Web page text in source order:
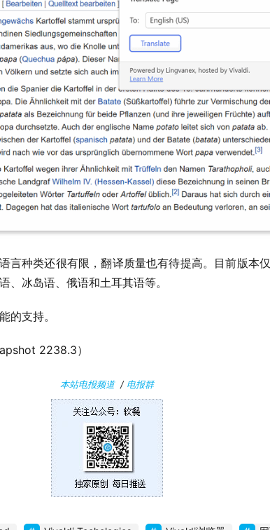
言种类还很有限，翻译质量也有待提高。目前版本
、冰岛语、俄语和土耳其语等。
的支持。
2238.3）
本站电报频道/ 电报群